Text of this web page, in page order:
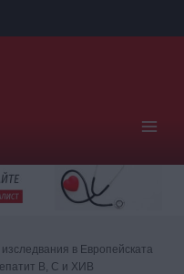
в Европейската
В, С и ХИВ